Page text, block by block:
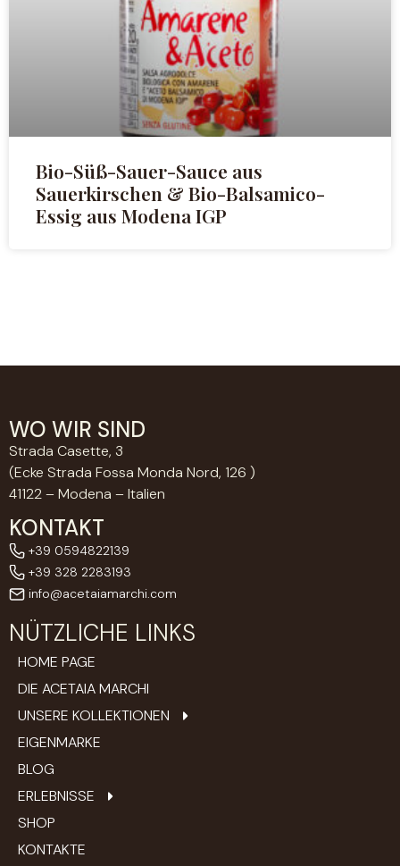
Bio-Süß-Sauer-Sauce aus
Sauerkirschen & Bio-Balsamico-
Essig aus Modena IGP
WO WIR SIND
Strada Casette, 3
(Ecke Strada Fossa Monda Nord, 126 )
41122 – Modena – Italien
KONTAKT
+39 0594822139
+39 328 2283193
info@acetaiamarchi.com
NÜTZLICHE LINKS
HOME PAGE
DIE ACETAIA MARCHI
UNSERE KOLLEKTIONEN
EIGENMARKE
BLOG
ERLEBNISSE
SHOP
KONTAKTE